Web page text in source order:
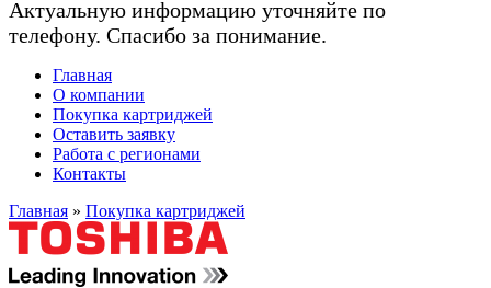
Актуальную информацию уточняйте по
телефону. Спасибо за понимание.
Главная
О компании
Покупка картриджей
Оставить заявку
Работа с регионами
Контакты
Главная » Покупка картриджей